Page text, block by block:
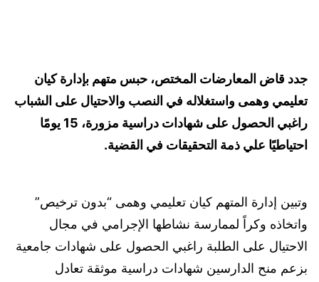
جدد قاض المعارضات المختص، حبس متهم بإدارة كيان
تعليمي وهمى واستغلاله في النصب والاحتيال على الشباب
راغبي الحصول على شهادات دراسية مزورة، 15 يومًا
احتياطيًا علي ذمة التحقيقات في القضية.
وتبين إدارة المتهم كيان تعليمي وهمى “بدون ترخيص”
واتخاذه وكراً لممارسة نشاطها الإجرامي في مجال
الاحتيال على الطلبة راغبي الحصول على شهادات جامعية
بزعم منح الدارسين شهادات دراسية موثقة تعادل